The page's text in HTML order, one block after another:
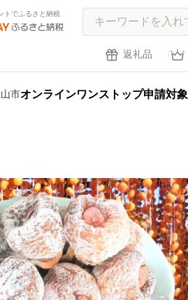
トでふるさと納税
返礼品
市オンラインワンストップ申請対象